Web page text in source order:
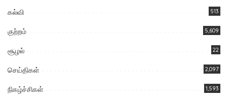
கல்வி 513
குற்றம் 5,609
சூழல் 22
செய்திகள் 2,097
நிகழ்ச்சிகள் 1,593